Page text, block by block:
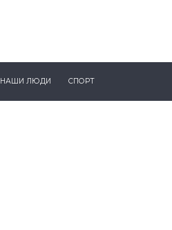
НАШИ ЛЮДИ СПОРТ